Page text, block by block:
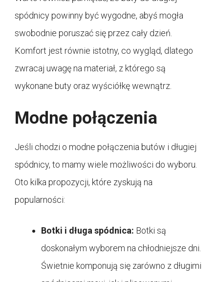
spódnicy powinny być wygodne, abyś mogła
swobodnie poruszać się przez cały dzień.
Komfort jest równie istotny, co wygląd, dlatego
zwracaj uwagę na materiał, z którego są
wykonane buty oraz wyściółkę wewnątrz.
Modne połączenia
Jeśli chodzi o modne połączenia butów i długiej
spódnicy, to mamy wiele możliwości do wyboru.
Oto kilka propozycji, które zyskują na
popularności:
Botki i długa spódnica: Botki są
doskonałym wyborem na chłodniejsze dni.
Świetnie komponują się zarówno z długimi